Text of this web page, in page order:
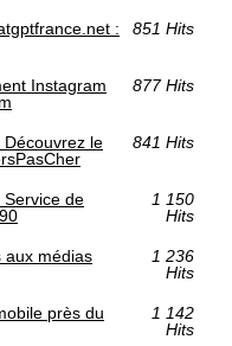
:
851 Hits
Instagram
877 Hits
le
841 Hits
Service de
1 150
Hits
aux médias
1 236
Hits
près du
1 142
Hits